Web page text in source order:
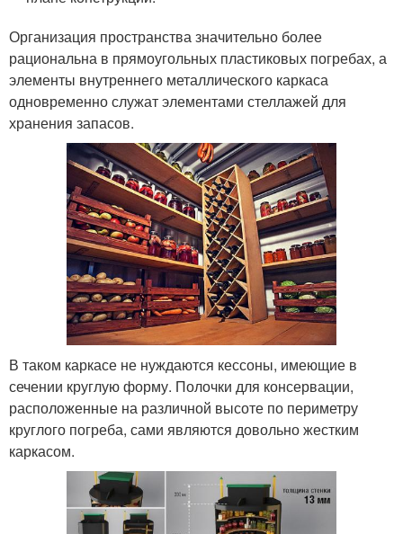
Организация пространства значительно более
рациональна в прямоугольных пластиковых погребах, а
элементы внутреннего металлического каркаса
одновременно служат элементами стеллажей для
хранения запасов.
В таком каркасе не нуждаются кессоны, имеющие в
сечении круглую форму. Полочки для консервации,
расположенные на различной высоте по периметру
круглого погреба, сами являются довольно жестким
каркасом.